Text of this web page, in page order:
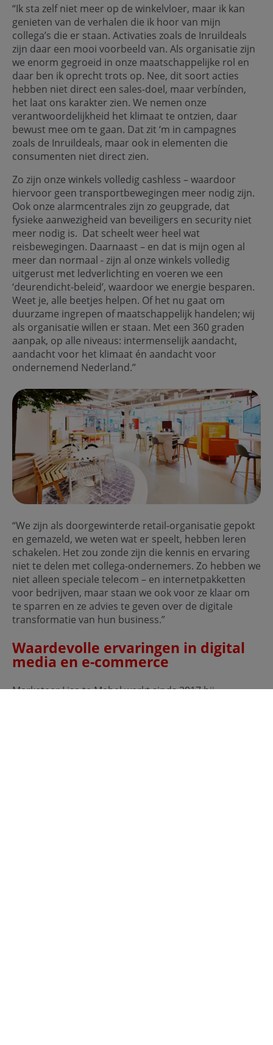
“Ik sta zelf niet meer op de winkelvloer, maar ik kan
genieten van de verhalen die ik hoor van mijn
collega’s die er staan. Activaties zoals de Inruildeals
zijn daar een mooi voorbeeld van. Als organisatie zijn
we enorm gegroeid in onze maatschappelijke rol en
daar ben ik oprecht trots op. Nee, dit soort acties
hebben niet direct een sales-doel, maar verbínden,
het laat ons karakter zien. We nemen onze
verantwoordelijkheid het klimaat te ontzien, daar
bewust mee om te gaan. Dat zit ‘m in campagnes
zoals de Inruildeals, maar ook in elementen die
consumenten niet direct zien.
Zo zijn onze winkels volledig cashless – waardoor
hiervoor geen transportbewegingen meer nodig zijn.
Ook onze alarmcentrales zijn zo geupgrade, dat
fysieke aanwezigheid van beveiligers en security niet
meer nodig is. Dat scheelt weer heel wat
reisbewegingen. Daarnaast – en dat is mijn ogen al
meer dan normaal - zijn al onze winkels volledig
uitgerust met ledverlichting en voeren we een
‘deurendicht-beleid’, waardoor we energie besparen.
Weet je, alle beetjes helpen. Of het nu gaat om
duurzame ingrepen of maatschappelijk handelen; wij
als organisatie willen er staan. Met een 360 graden
aanpak, op alle niveaus: intermenselijk aandacht,
aandacht voor het klimaat én aandacht voor
ondernemend Nederland.”
“We zijn als doorgewinterde retail-organisatie gepokt
en gemazeld, we weten wat er speelt, hebben leren
schakelen. Het zou zonde zijn die kennis en ervaring
niet te delen met collega-ondernemers. Zo hebben we
niet alleen speciale telecom – en internetpakketten
voor bedrijven, maar staan we ook voor ze klaar om
te sparren en ze advies te geven over de digitale
transformatie van hun business.”
Waardevolle ervaringen in digital
media en e-commerce
Marketeer Lisa te Mebel werkt sinds 2017 bij